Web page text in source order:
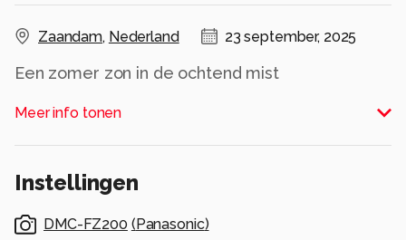
Zaandam, Nederland 23 september, 2025
Een zomer zon in de ochtend mist
Alle rechten voorbehouden
Meer info tonen
Instellingen
DMC-FZ200 ( Panasonic)